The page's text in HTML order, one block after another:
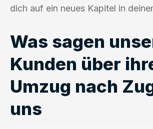
dich auf ein neues Kapitel in
Was sagen
Kunden über
Umzug nach
uns